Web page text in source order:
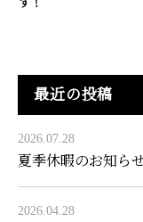
す！
最近の投稿
2026.07.28
夏季休暇のお知ら
2026.04.28